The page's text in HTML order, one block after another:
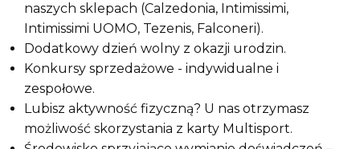
naszych sklepach (Calzedonia, Intimissimi,
Intimissimi UOMO, Tezenis, Falconeri).
Dodatkowy dzień wolny z okazji urodzin.
Konkursy sprzedażowe - indywidualne i
zespołowe.
Lubisz aktywność fizyczną? U nas otrzymasz
możliwość skorzystania z karty Multisport.